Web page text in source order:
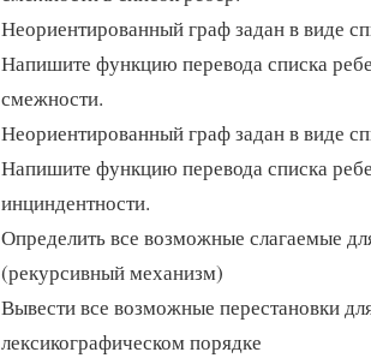
Неориентированный граф задан в виде
Напишите функцию перевода списка
смежности.
Неориентированный граф задан в виде
Напишите функцию перевода списка
инциндентности.
Определить все возможные слагаемые
(рекурсивный механизм)
Вывести все возможные перестановки
лексикографическом порядке